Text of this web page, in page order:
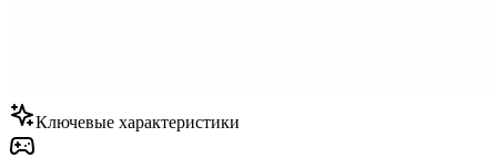
Ключевые характеристики